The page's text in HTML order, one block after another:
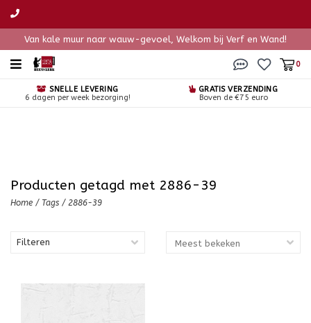
Van kale muur naar wauw-gevoel, Welkom bij Verf en Wand!
0
SNELLE LEVERING
6 dagen per week bezorging!
GRATIS VERZENDING
Boven de €75 euro
Producten getagd met 2886-39
Home / Tags / 2886-39
Filteren